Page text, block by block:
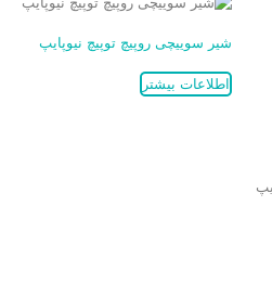
شیر سويیچی روپیچ توپیچ نیوپایپ
اطلاعات بیشتر